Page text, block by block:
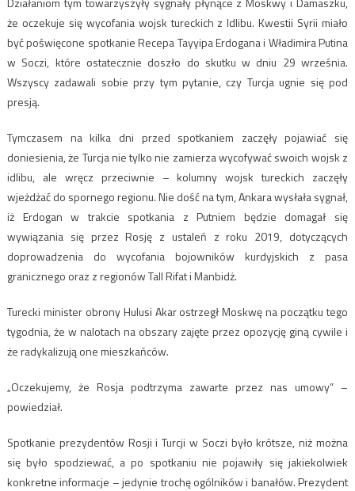
że oczekuje się wycofania wojsk tureckich z Idlibu. Kwestii Syrii miało
być poświęcone spotkanie Recepa Tayyipa Erdogana i Władimira Putina
w Soczi, które ostatecznie doszło do skutku w dniu 29 września.
Wszyscy zadawali sobie przy tym pytanie, czy Turcja ugnie się pod
presją.
Tymczasem na kilka dni przed spotkaniem zaczęły pojawiać się
doniesienia, że Turcja nie tylko nie zamierza wycofywać swoich wojsk z
idlibu, ale wręcz przeciwnie – kolumny wojsk tureckich zaczęły
wjeżdżać do spornego regionu. Nie dość na tym, Ankara wysłała sygnał,
iż Erdogan w trakcie spotkania z Putniem będzie domagał się
wywiązania się przez Rosję z ustaleń z roku 2019, dotyczących
doprowadzenia do wycofania bojowników kurdyjskich z pasa
granicznego oraz z regionów Tall Rifat i Manbidż.
Turecki minister obrony Hulusi Akar ostrzegł Moskwę na początku tego
tygodnia, że ​​w nalotach na obszary zajęte przez opozycję giną cywile i
że radykalizują one mieszkańców.
„Oczekujemy, że Rosja podtrzyma zawarte przez nas umowy” –
powiedział.
Spotkanie prezydentów Rosji i Turcji w Soczi było krótsze, niż można
się było spodziewać, a po spotkaniu nie pojawiły się jakiekolwiek
konkretne informacje – jedynie trochę ogólników i banałów. Prezydent